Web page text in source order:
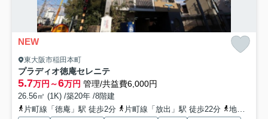
NEW
東大阪市稲田本町
プラディオ徳庵セレニテ
5.7万円～6万円 管理/共益費6,000円
26.56㎡ (1K) /築20年 /8階建
片町線「徳庵」駅 徒歩2分
片町線「放出」駅 徒歩22分 地下鉄中央線「長田」駅 徒歩27分